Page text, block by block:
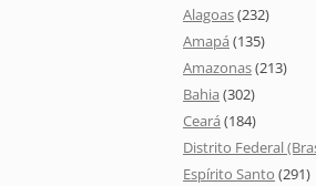
Alagoas(232)
Amapá (135)
Amazonas(213)
Bahia (302)
Ceará (184)
Distrito Federal
Espírito Santo (291)